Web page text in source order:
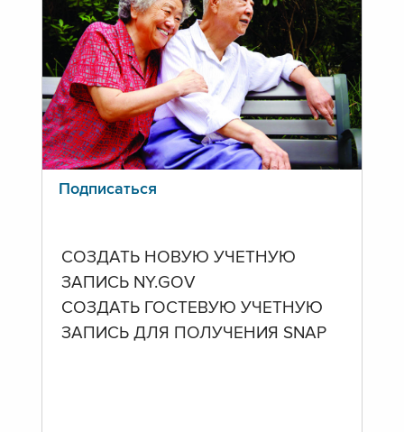
Подписаться
СОЗДАТЬ НОВУЮ УЧЕТНУЮ
ЗАПИСЬ NY.GOV
СОЗДАТЬ ГОСТЕВУЮ УЧЕТНУЮ
ЗАПИСЬ ДЛЯ ПОЛУЧЕНИЯ SNAP